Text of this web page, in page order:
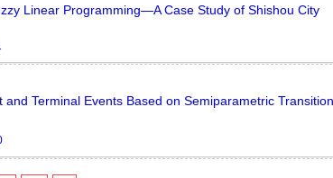
Linear Programming—A Case Study of Shishou City
Terminal Events Based on Semiparametric